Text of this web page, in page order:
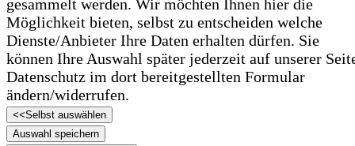
gesammelt werden. Wir möchten Ihnen hier die
Möglichkeit bieten, selbst zu entscheiden welche
Dienste/­­Anbieter Ihre Daten erhalten dürfen. Sie
können Ihre Auswahl später jederzeit auf unserer
Datenschutz im dort bereitgestellten Formular
ändern/­­widerrufen.
<<Selbst auswählen
Auswahl speichern